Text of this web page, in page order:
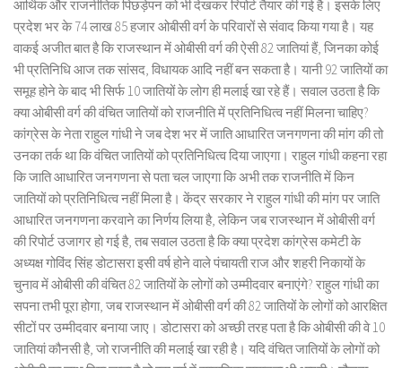
आर्थिक और राजनीतिक पिछड़ेपन को भी देखकर रिपोर्ट तैयार की गई है। इसके लिए
प्रदेश भर के 74 लाख 85 हजार ओबीसी वर्ग के परिवारों से संवाद किया गया है। यह
वाकई अजीत बात है कि राजस्थान में ओबीसी वर्ग की ऐसी 82 जातियां हैं, जिनका कोई
भी प्रतिनिधि आज तक सांसद, विधायक आदि नहीं बन सकता है। यानी 92 जातियों का
समूह होने के बाद भी सिर्फ 10 जातियों के लोग ही मलाई खा रहे हैं। सवाल उठता है कि
क्या ओबीसी वर्ग की वंचित जातियों को राजनीति में प्रतिनिधित्व नहीं मिलना चाहिए?
कांग्रेस के नेता राहुल गांधी ने जब देश भर में जाति आधारित जनगणना की मांग की तो
उनका तर्क था कि वंचित जातियों को प्रतिनिधित्व दिया जाएगा। राहुल गांधी कहना रहा
कि जाति आधारित जनगणना से पता चल जाएगा कि अभी तक राजनीति में किन
जातियों को प्रतिनिधित्व नहीं मिला है। केंद्र सरकार ने राहुल गांधी की मांग पर जाति
आधारित जनगणना करवाने का निर्णय लिया है, लेकिन जब राजस्थान में ओबीसी वर्ग
की रिपोर्ट उजागर हो गई है, तब सवाल उठता है कि क्या प्रदेश कांग्रेस कमेटी के
अध्यक्ष गोविंद सिंह डोटासरा इसी वर्ष होने वाले पंचायती राज और शहरी निकायों के
चुनाव में ओबीसी की वंचित 82 जातियों के लोगों को उम्मीदवार बनाएंगे? राहुल गांधी का
सपना तभी पूरा होगा, जब राजस्थान में ओबीसी वर्ग की 82 जातियों के लोगों को आरक्षित
सीटों पर उम्मीदवार बनाया जाए। डोटासरा को अच्छी तरह पता है कि ओबीसी की वे 10
जातियां कौनसी है, जो राजनीति की मलाई खा रही है। यदि वंचित जातियों के लोगों को